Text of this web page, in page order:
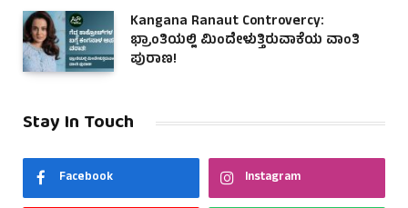
Kangana Ranaut Controvercy:
ಭ್ರಾಂತಿಯಲ್ಲಿ ಮಿಂದೇಳುತ್ತಿರುವಾಕೆಯ ವಾಂತಿ
ಪುರಾಣ!
Stay In Touch
Facebook Instagram